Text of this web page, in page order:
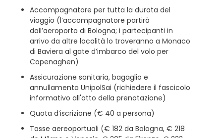
Accompagnatore per tutta la durata del
viaggio (l’accompagnatore partirà
dall’aeroporto di Bologna; i partecipanti in
arrivo da altre località lo troveranno a Monaco
di Baviera al gate d’imbarco del volo per
Copenaghen)
Assicurazione sanitaria, bagaglio e
annullamento UnipolSai (richiedere il fascicolo
informativo all'atto della prenotazione)
Quota d’iscrizione (€ 40 a persona)
Tasse aereoportuali (€ 182 da Bologna, € 218